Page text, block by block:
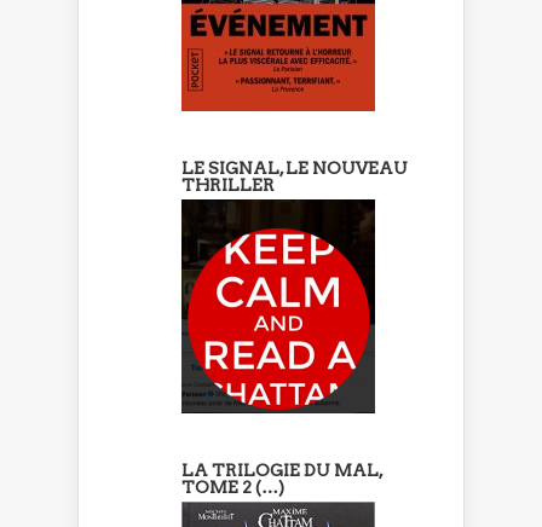
LE SIGNAL, LE NOUVEAU
THRILLER
LA TRILOGIE DU MAL,
TOME 2 (…)